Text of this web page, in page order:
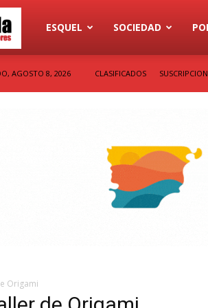
Diario
ESQUEL SOCIEDAD
AGOSTO 8, 2026 CLASIFICADOS
Origami